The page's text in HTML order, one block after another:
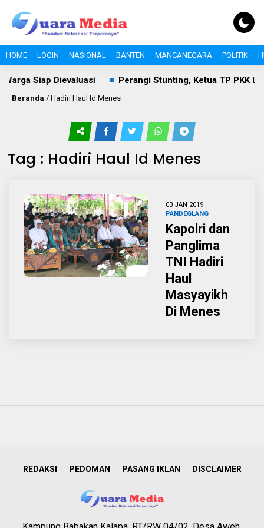
HOME LOGIN NASIONAL BANTEN MANCANEGARA POLITIK
Siap Dievaluasi Perangi Stunting, Ketua TP PKK
Beranda / Hadiri Haul Id Menes
Tag : Hadiri Haul Id Menes
03 JAN 2019 |
PANDEGLANG
Kapolri dan
Panglima
TNI Hadiri
Haul
Masyayikh
Di Menes
REDAKSI PEDOMAN PASANG IKLAN DISCLAIMER